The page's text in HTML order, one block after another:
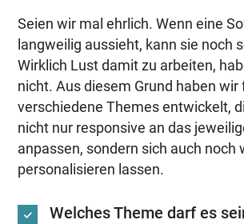
Seien wir mal ehrlich. Wenn eine
langweilig aussieht, kann sie noch
Wirklich Lust damit zu arbeiten,
nicht. Aus diesem Grund haben wir
verschiedene Themes entwickelt,
nicht nur responsive an das
anpassen, sondern sich auch noch
personalisieren lassen.
Welches Theme darf es